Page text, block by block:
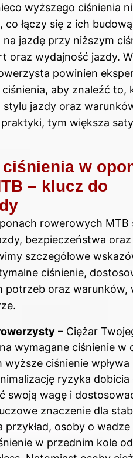
wyższego ciśnienia
łączy się z ich
jazdę przy niższym
oraz wydajność jazdy.
powinien
aby znaleźć to,
stylu jazdy oraz
tym większa
w
– klucz do
rowerowych
bezpieczeństwa oraz
szczegółowe
ciśnienie,
potrzeb oraz warunków,
– Ciężar
wymagane ciśnienie w
ciśnienie
ryzyka dobicia
swoją wagę i
znaczenie dla
przykład, osoby o
w przednim kole